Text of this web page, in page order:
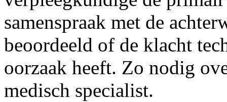
samenspraak met de
beoordeeld of de klacht
oorzaak heeft. Zo nodig
medisch specialist.